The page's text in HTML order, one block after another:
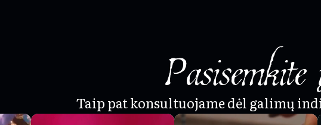
Taip pat konsultuojame dėl galimų